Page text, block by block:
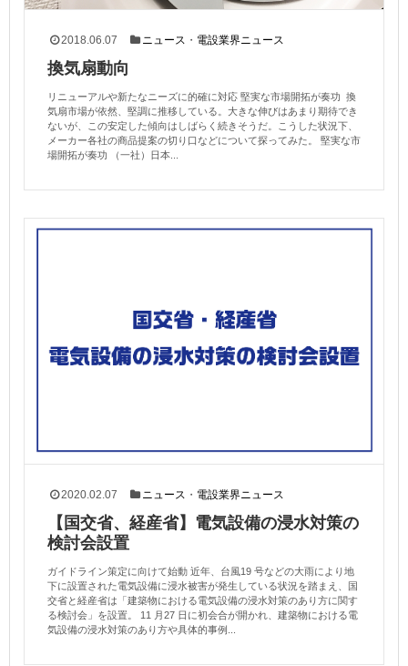
2018.06.07 ニュース ・ 電設業界ニュース
換気扇動向
リニューアルや新たなニーズに的確に対応 堅実な市場開拓が奏功 換
気扇市場が依然、堅調に推移している。大きな伸びはあまり期待でき
ないが、この安定した傾向はしばらく続きそうだ。こうした状況下、
メーカー各社の商品提案の切り口などについて探ってみた。 堅実な市
場開拓が奏功 （一社）日本...
2020.02.07 ニュース ・ 電設業界ニュース
【国交省、経産省】電気設備の浸水対策の
検討会設置
ガイドライン策定に向けて始動 近年、台風19 号などの大雨により地
下に設置された電気設備に浸水被害が発生している状況を踏まえ、国
交省と経産省は「建築物における電気設備の浸水対策のあり方に関す
る検討会」を設置。 11 月27 日に初会合が開かれ、建築物における電
気設備の浸水対策のあり方や具体的事例...